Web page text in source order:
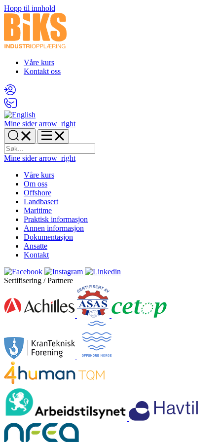
Hopp til innhold
Våre kurs
Kontakt oss
Mine sider arrow_right
Mine sider arrow_right
Våre kurs
Om oss
Offshore
Landbasert
Maritime
Praktisk informasjon
Annen informasjon
Dokumentasjon
Ansatte
Kontakt
Sertifisering / Partnere